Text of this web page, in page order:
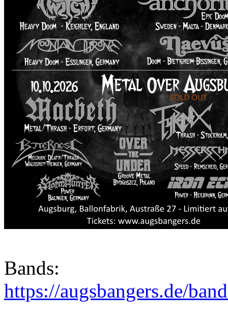
Bands:
https://augsbangers.de/